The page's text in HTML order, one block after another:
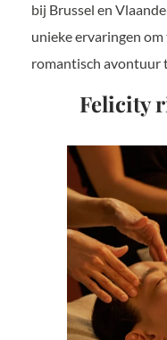
bij Brussel en
unieke ervaringen
romantisch avontuur
Felicity